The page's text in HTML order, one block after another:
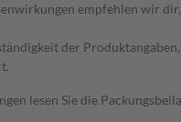
empfehlen wir
der
lesen Sie die